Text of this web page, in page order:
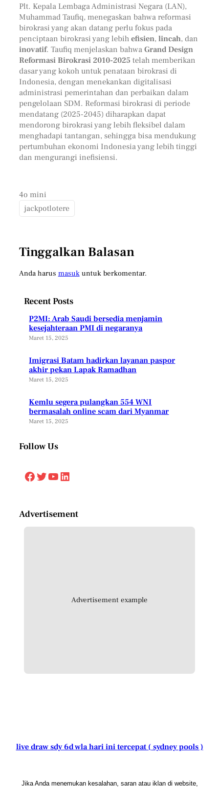
Plt. Kepala Lembaga Administrasi Negara (LAN),
Muhammad Taufiq, menegaskan bahwa reformasi
birokrasi yang akan datang perlu fokus pada
penciptaan birokrasi yang lebihefisien, lincah, dan
inovatif. Taufiq menjelaskan bahwaGrand Design
Reformasi Birokrasi 2010-2025 telah memberikan
dasar yang kokoh untuk penataan birokrasi di
Indonesia, dengan menekankan digitalisasi
administrasi pemerintahan dan perbaikan dalam
pengelolaan SDM. Reformasi birokrasi di periode
mendatang (2025-2045) diharapkan dapat
mendorong birokrasi yang lebih fleksibel dalam
menghadapi tantangan, sehingga bisa mendukung
pertumbuhan ekonomi Indonesia yang lebih tinggi
dan mengurangi inefisiensi.
4o mini
jackpotlotere
Tinggalkan Balasan
Anda harus masukuntuk berkomentar.
Recent Posts
P2MI: Arab Saudi bersedia menjamin
kesejahteraan PMI di negaranya
Maret 15, 2025
Imigrasi Batam hadirkan layanan paspor
akhir pekan Lapak Ramadhan
Maret 15, 2025
Kemlu segera pulangkan 554 WNI
bermasalah online scam dari Myanmar
Maret 15, 2025
Follow Us
Facebook Twitter YouTube LinkedIn
Advertisement
Advertisement example
live draw sdy 6d wla hari ini tercepat ( sydney pools )
Jika Anda menemukan kesalahan, saran atau iklan di website,